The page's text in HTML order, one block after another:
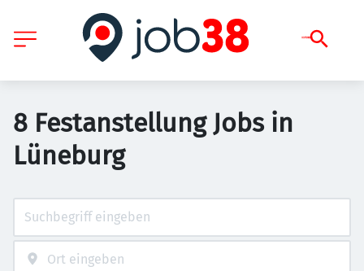
8 Festanstellung Jobs in
Lüneburg